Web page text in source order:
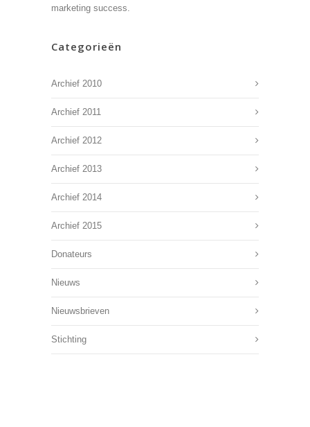
marketing success.
Categorieën
Archief 2010
Archief 2011
Archief 2012
Archief 2013
Archief 2014
Archief 2015
Donateurs
Nieuws
Nieuwsbrieven
Stichting